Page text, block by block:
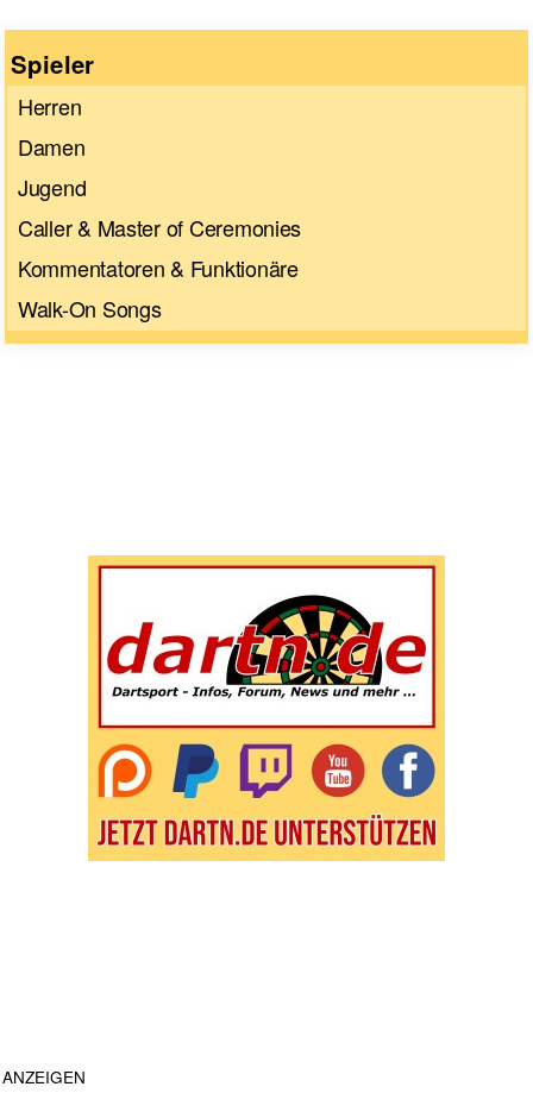
Spieler
Herren
Damen
Jugend
Caller & Master of Ceremonies
Kommentatoren & Funktionäre
Walk-On Songs
ANZEIGEN